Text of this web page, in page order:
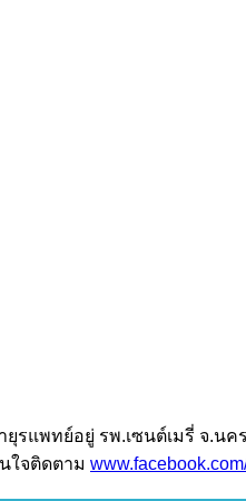
แพทย์อยู่ รพ.เซนต์เมรี่ จ.น
ใจติดตาม